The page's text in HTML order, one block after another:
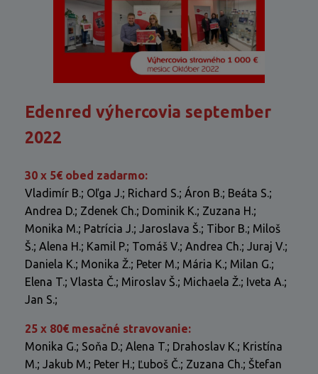
Edenred výhercovia september
2022
30 x 5€ obed zadarmo:
Vladimír B.; Oľga J.; Richard S.; Áron B.; Beáta S.;
Andrea D.; Zdenek Ch.; Dominik K.; Zuzana H.;
Monika M.; Patrícia J.; Jaroslava Š.; Tibor B.; Miloš
Š.; Alena H.; Kamil P.; Tomáš V.; Andrea Ch.; Juraj V.;
Daniela K.; Monika Ž.; Peter M.; Mária K.; Milan G.;
Elena T.; Vlasta Č.; Miroslav Š.; Michaela Ž.; Iveta A.;
Jan S.;
25 x 80€ mesačné stravovanie:
Monika G.; Soňa D.; Alena T.; Drahoslav K.; Kristína
M.; Jakub M.; Peter H.; Ľuboš Č.; Zuzana Ch.; Štefan